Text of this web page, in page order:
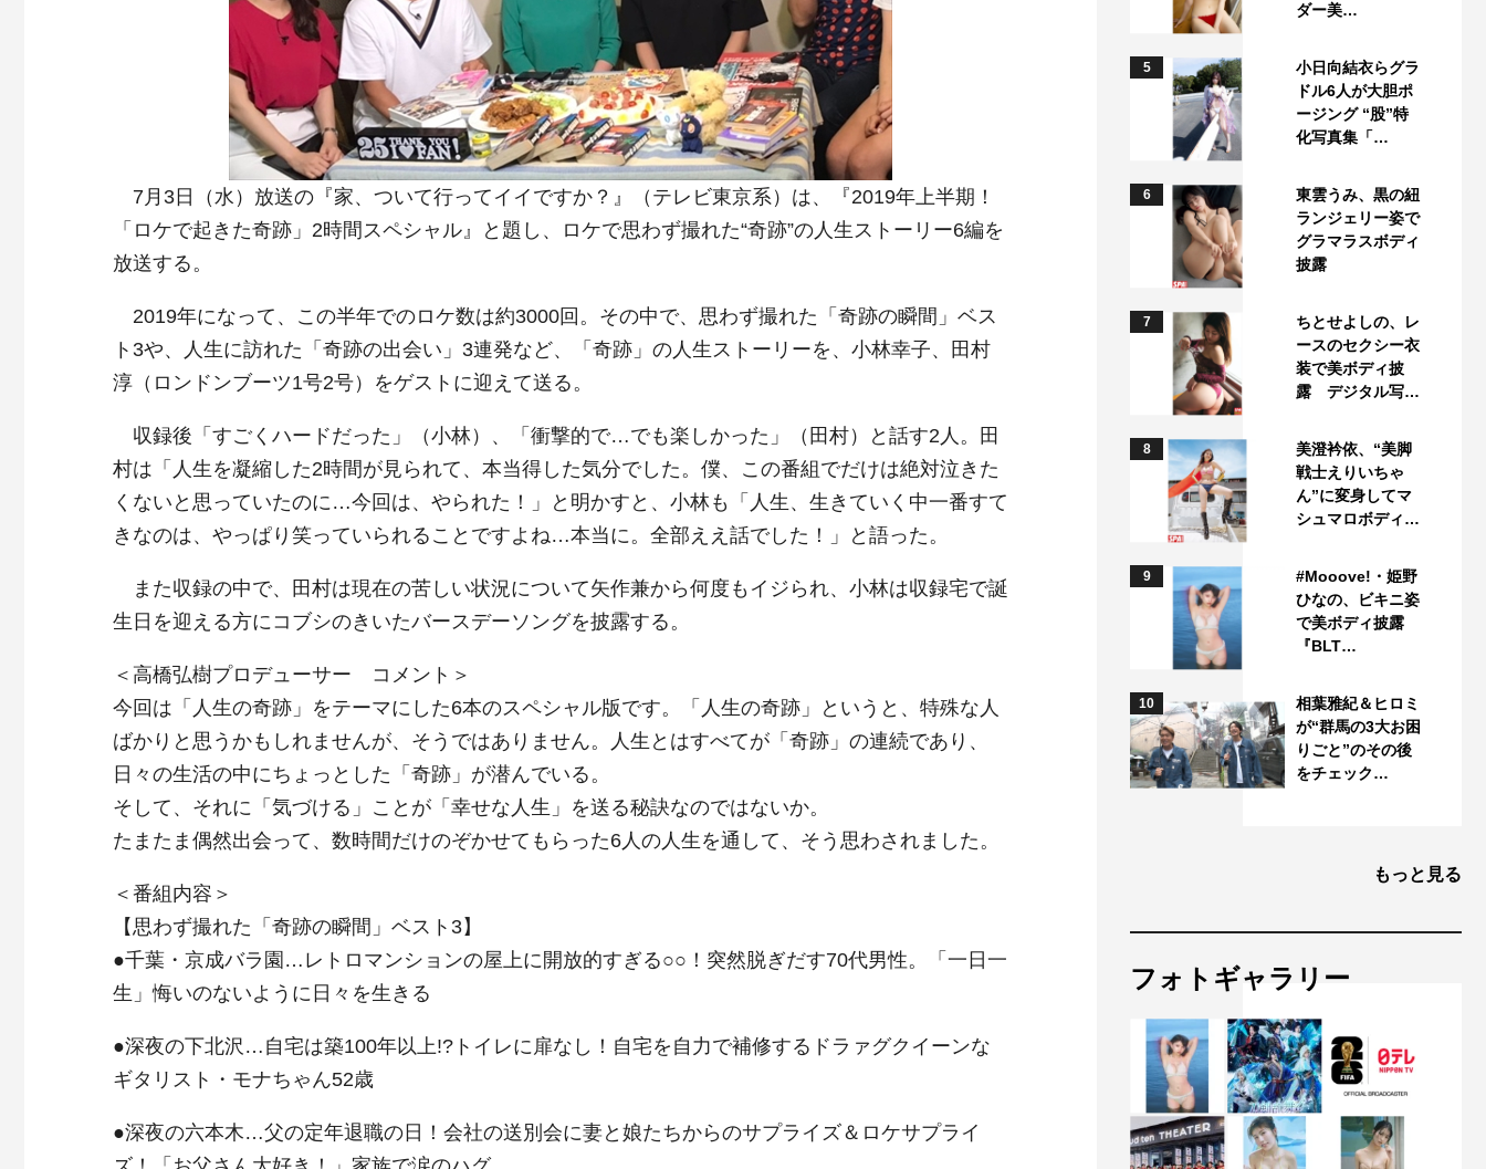
7月3日（水）放送の『家、ついて行ってイイですか？』（テレビ東京系）は、『2019年上半期！
「ロケで起きた奇跡」2時間スペシャル』と題し、ロケで思わず撮れた“奇跡”の人生ストーリー6編を
放送する。
2019年になって、この半年でのロケ数は約3000回。その中で、思わず撮れた「奇跡の瞬間」ベス
ト3や、人生に訪れた「奇跡の出会い」3連発など、「奇跡」の人生ストーリーを、小林幸子、田村
淳（ロンドンブーツ1号2号）をゲストに迎えて送る。
収録後「すごくハードだった」（小林）、「衝撃的で…でも楽しかった」（田村）と話す2人。田
村は「人生を凝縮した2時間が見られて、本当得した気分でした。僕、この番組でだけは絶対泣きた
くないと思っていたのに…今回は、やられた！」と明かすと、小林も「人生、生きていく中一番すて
きなのは、やっぱり笑っていられることですよね…本当に。全部ええ話でした！」と語った。
また収録の中で、田村は現在の苦しい状況について矢作兼から何度もイジられ、小林は収録宅で誕
生日を迎える方にコブシのきいたバースデーソングを披露する。
＜高橋弘樹プロデューサー コメント＞
今回は「人生の奇跡」をテーマにした6本のスペシャル版です。「人生の奇跡」というと、特殊な人
ばかりと思うかもしれませんが、そうではありません。人生とはすべてが「奇跡」の連続であり、
日々の生活の中にちょっとした「奇跡」が潜んでいる。
そして、それに「気づける」ことが「幸せな人生」を送る秘訣なのではないか。
たまたま偶然出会って、数時間だけのぞかせてもらった6人の人生を通して、そう思わされました。
＜番組内容＞
【思わず撮れた「奇跡の瞬間」ベスト3】
●千葉・京成バラ園…レトロマンションの屋上に開放的すぎる○○！突然脱ぎだす70代男性。「一日一
生」悔いのないように日々を生きる
●深夜の下北沢…自宅は築100年以上!?トイレに扉なし！自宅を自力で補修するドラァグクイーンな
ギタリスト・モナちゃん52歳
●深夜の六本木…父の定年退職の日！会社の送別会に妻と娘たちからのサプライズ＆ロケサプライ
ダー美…
5
小日向結衣らグラ
ドル6人が大胆ポ
ージング “股”特
化写真集「…
6
東雲うみ、黒の紐
ランジェリー姿で
グラマラスボディ
披露
7
ちとせよしの、レ
ースのセクシー衣
装で美ボディ披
露 デジタル写…
8
美澄衿依、“美脚
戦士えりいちゃ
ん”に変身してマ
シュマロボディ…
9
#Mooove!・姫野
ひなの、ビキニ姿
で美ボディ披露
『BLT…
10
相葉雅紀＆ヒロミ
が“群馬の3大お困
りごと”のその後
をチェック…
もっと見る
フォトギャラリー